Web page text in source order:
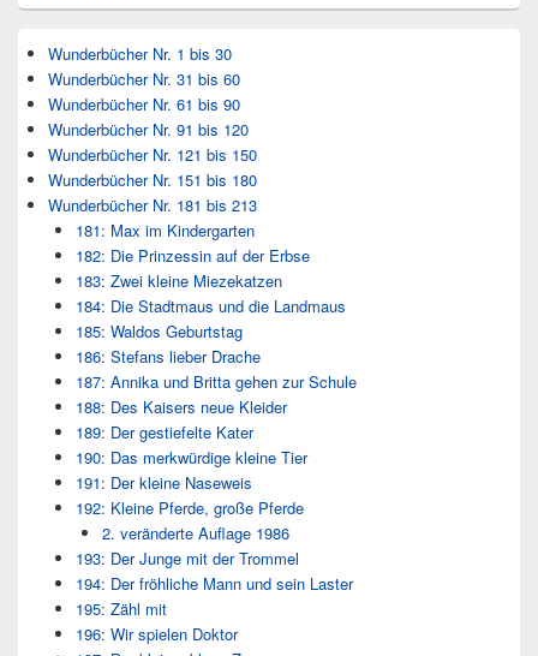
Wunderbücher Nr. 1 bis 30
Wunderbücher Nr. 31 bis 60
Wunderbücher Nr. 61 bis 90
Wunderbücher Nr. 91 bis 120
Wunderbücher Nr. 121 bis 150
Wunderbücher Nr. 151 bis 180
Wunderbücher Nr. 181 bis 213
181: Max im Kindergarten
182: Die Prinzessin auf der Erbse
183: Zwei kleine Miezekatzen
184: Die Stadtmaus und die Landmaus
185: Waldos Geburtstag
186: Stefans lieber Drache
187: Annika und Britta gehen zur Schule
188: Des Kaisers neue Kleider
189: Der gestiefelte Kater
190: Das merkwürdige kleine Tier
191: Der kleine Naseweis
192: Kleine Pferde, große Pferde
2. veränderte Auflage 1986
193: Der Junge mit der Trommel
194: Der fröhliche Mann und sein Laster
195: Zähl mit
196: Wir spielen Doktor